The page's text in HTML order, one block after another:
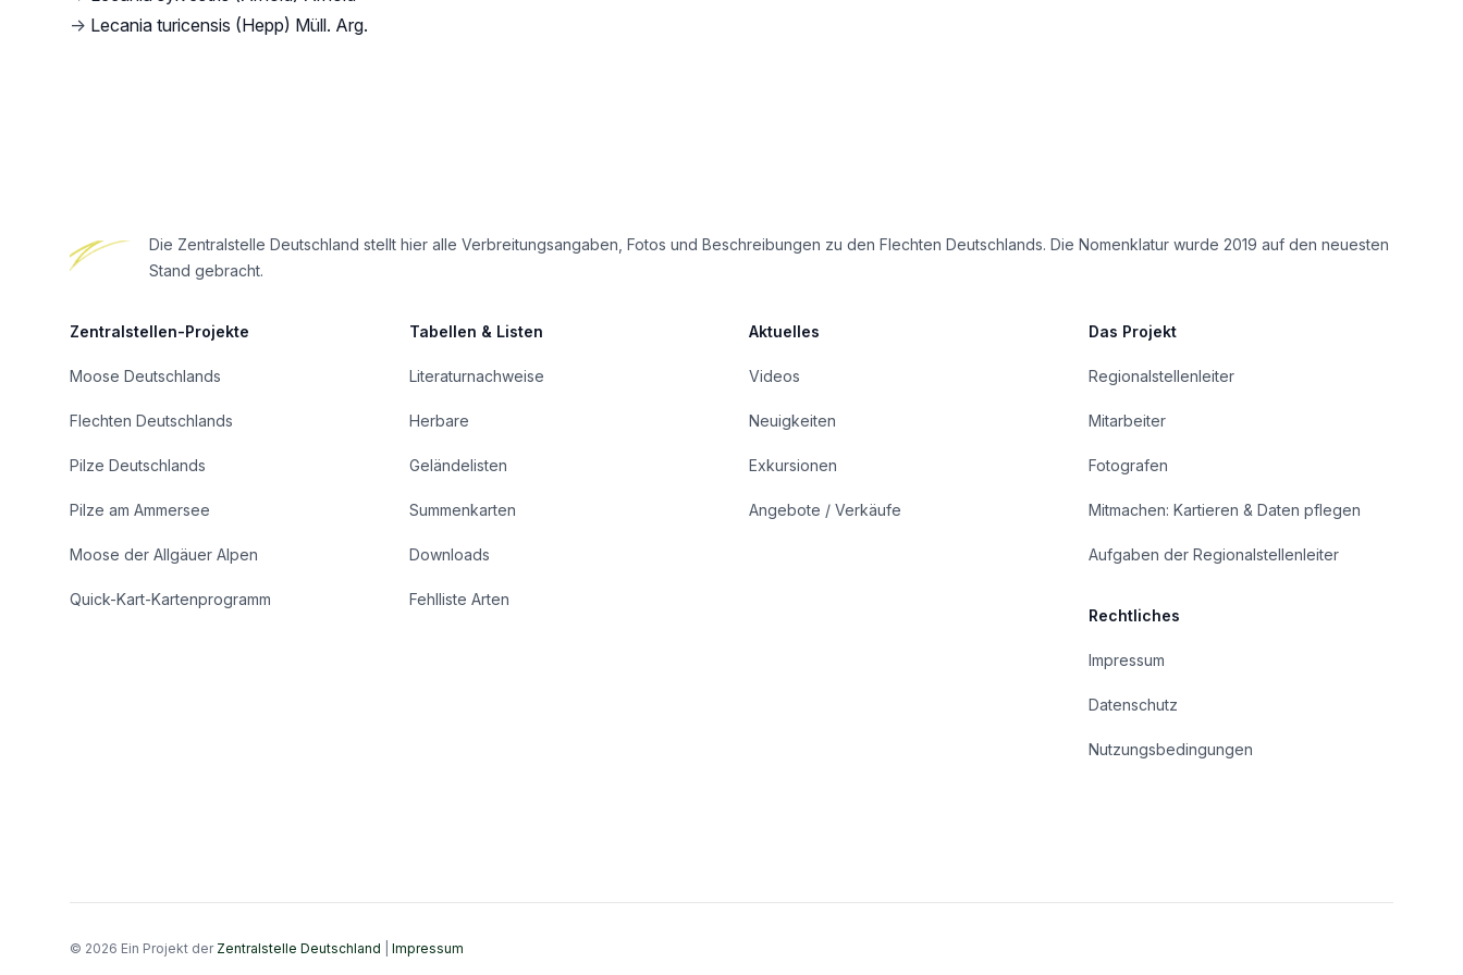
→ Lecania turicensis (Hepp) Müll. Arg.
Die Zentralstelle Deutschland stellt hier alle Verbreitungsangaben, Fotos und Beschreibungen zu den Flechten Deutschlands. Die Nomenklatur wurde 2019 auf den neuesten
Stand gebracht.
Zentralstellen-Projekte
Moose Deutschlands
Flechten Deutschlands
Pilze Deutschlands
Pilze am Ammersee
Moose der Allgäuer Alpen
Quick-Kart-Kartenprogramm
Tabellen & Listen
Literaturnachweise
Herbare
Geländelisten
Summenkarten
Downloads
Fehlliste Arten
Aktuelles
Videos
Neuigkeiten
Exkursionen
Angebote / Verkäufe
Das Projekt
Regionalstellenleiter
Mitarbeiter
Fotografen
Mitmachen: Kartieren & Daten pflegen
Aufgaben der Regionalstellenleiter
Rechtliches
Impressum
Datenschutz
Nutzungsbedingungen
© 2026 Ein Projekt der Zentralstelle Deutschland Impressum